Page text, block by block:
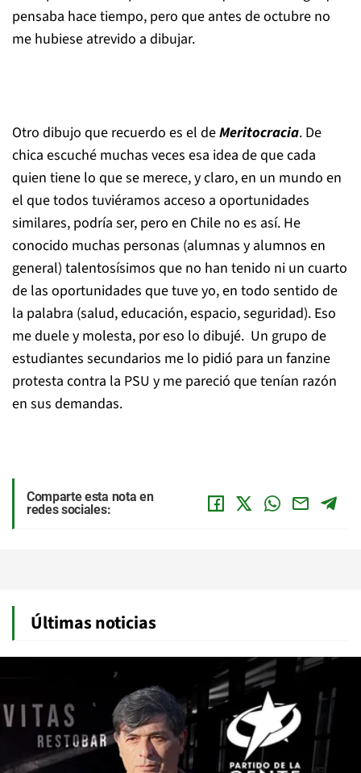
pensaba hace tiempo, pero que antes de octubre no
me hubiese atrevido a dibujar.
Otro dibujo que recuerdo es el deMeritocracia. De
chica escuché muchas veces esa idea de que cada
quien tiene lo que se merece, y claro, en un mundo en
el que todos tuviéramos acceso a oportunidades
similares, podría ser, pero en Chile no es así. He
conocido muchas personas (alumnas y alumnos en
general) talentosísimos que no han tenido ni un cuarto
de las oportunidades que tuve yo, en todo sentido de
la palabra (salud, educación, espacio, seguridad). Eso
me duele y molesta, por eso lo dibujé. Un grupo de
estudiantes secundarios me lo pidió para un fanzine
protesta contra la PSU y me pareció que tenían razón
en sus demandas.
Comparte esta nota en
redes sociales:
Últimas noticias